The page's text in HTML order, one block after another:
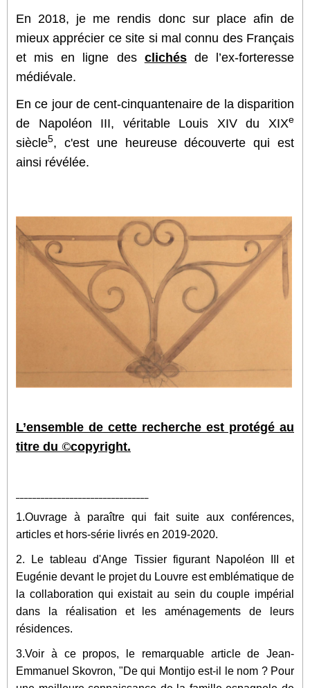
En 2018, je me rendis donc sur place afin de
mieux apprécier ce site si mal connu des Français
et mis en ligne des clichésde l’ex-forteresse
médiévale.
En ce jour de cent-cinquantenaire de la disparition
de Napoléon III, véritable Louis XIV du XIXe
siècle5, c'est une heureuse découverte qui est
ainsi révélée.
L’ensemble de cette recherche est protégé au
titre du ©copyright.
1.Ouvrage à paraître qui fait suite aux conférences,
articles et hors-série livrés en 2019-2020.
2. Le tableau d'Ange Tissier figurant Napoléon III et
Eugénie devant le projet du Louvre est emblématique de
la collaboration qui existait au sein du couple impérial
dans la réalisation et les aménagements de leurs
résidences.
3.Voir à ce propos, le remarquable article de Jean-
Emmanuel Skovron, "De qui Montijo est-il le nom ? Pour